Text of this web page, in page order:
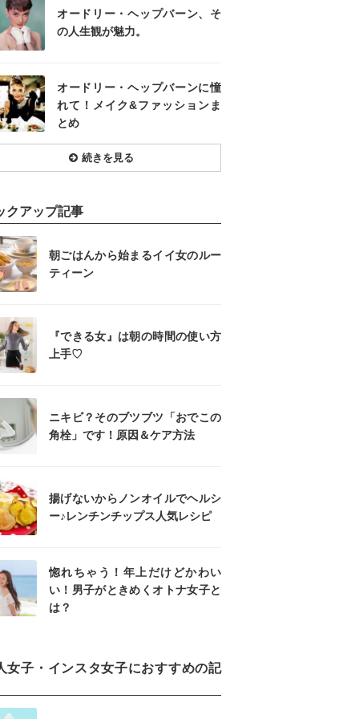
オードリー・ヘップバーン、そ
の人生観が魅力。
オードリー・ヘップバーンに憧
れて！メイク&ファッションま
とめ
続きを見る
クアップ記事
朝ごはんから始まるイイ女のルー
ティーン
『できる女』は朝の時間の使い方
上手♡
ニキビ？そのブツブツ「おでこの
角栓」です！原因＆ケア方法
揚げないからノンオイルでヘルシ
ー♪レンチンチップス人気レシピ
惚れちゃう！年上だけどかわい
い！男子がときめくオトナ女子と
は？
女子・インスタ女子におすすめの記